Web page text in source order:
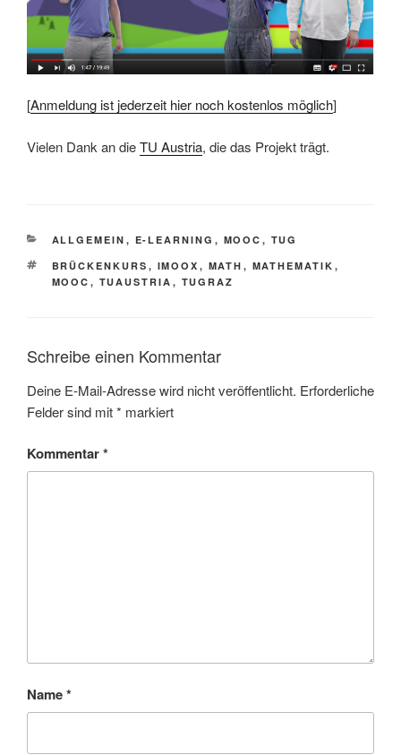
[Anmeldung ist jederzeit hier noch kostenlos möglich]
Vielen Dank an dieTU Austria, die das Projekt trägt.
KATEGORIEN
ALLGEMEIN , E-LEARNING , MOOC , TUG
SCHLAGWÖRTER
BRÜCKENKURS , IMOOX , MATH , MATHEMATIK ,
MOOC , TUAUSTRIA , TUGRAZ
Schreibe einen Kommentar
Deine E-Mail-Adresse wird nicht veröffentlicht. Erforderliche
Felder sind mit* markiert
Kommentar*
Name*